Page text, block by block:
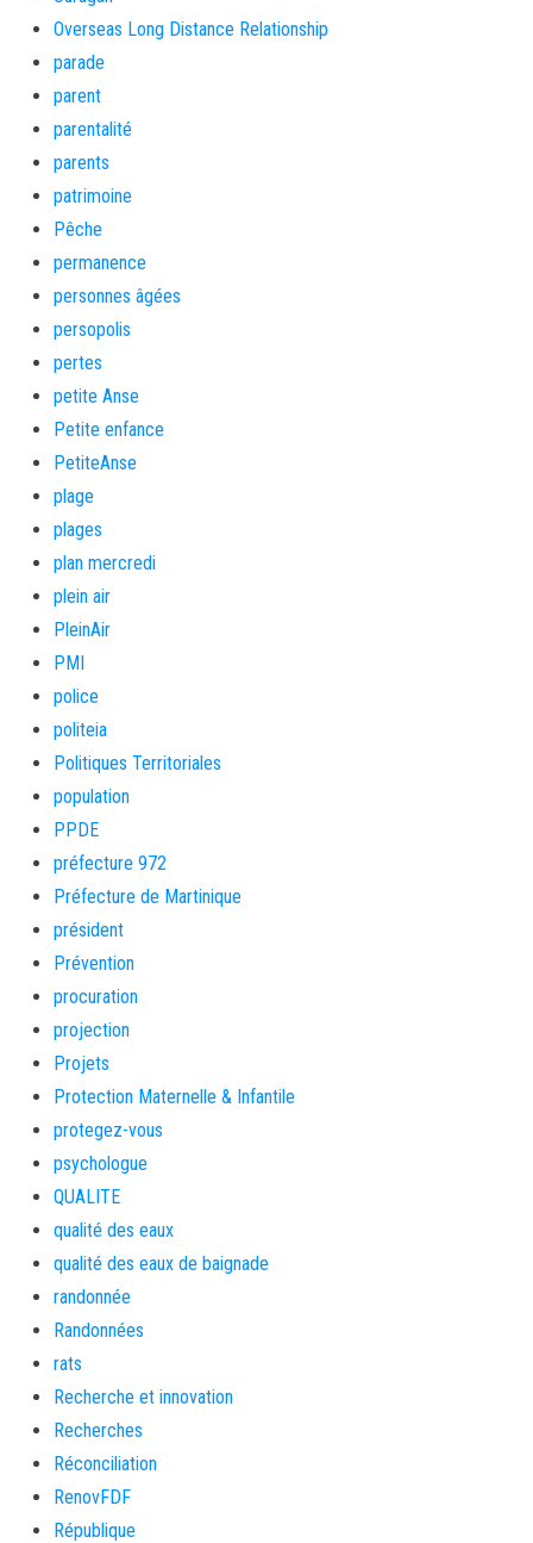
Overseas Long Distance Relationship
parade
parent
parentalité
parents
patrimoine
Pêche
permanence
personnes âgées
persopolis
pertes
petite Anse
Petite enfance
PetiteAnse
plage
plages
plan mercredi
plein air
PleinAir
PMI
police
politeia
Politiques Territoriales
population
PPDE
préfecture 972
Préfecture de Martinique
président
Prévention
procuration
projection
Projets
Protection Maternelle & Infantile
protegez-vous
psychologue
QUALITE
qualité des eaux
qualité des eaux de baignade
randonnée
Randonnées
rats
Recherche et innovation
Recherches
Réconciliation
RenovFDF
République